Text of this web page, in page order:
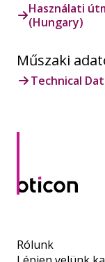
Használati
(Hungary)
Műszaki
Technical
Rólunk